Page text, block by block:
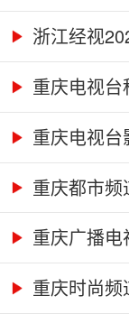
浙江经视
重庆电视
重庆电视
重庆都市
重庆广播
重庆时尚